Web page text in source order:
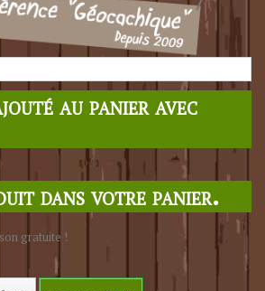
au panier avec
dans votre panier.
gratuite !